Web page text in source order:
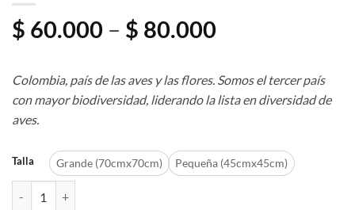
$ 60.000 – $ 80.000Price
$ 60.000
through
Colombia, país de las aves y las flores. Somos el tercer país
con mayor biodiversidad, liderando la lista en diversidad de
aves.
Talla Grande (70cmx70cm)
Pequeña (45cmx45cm)